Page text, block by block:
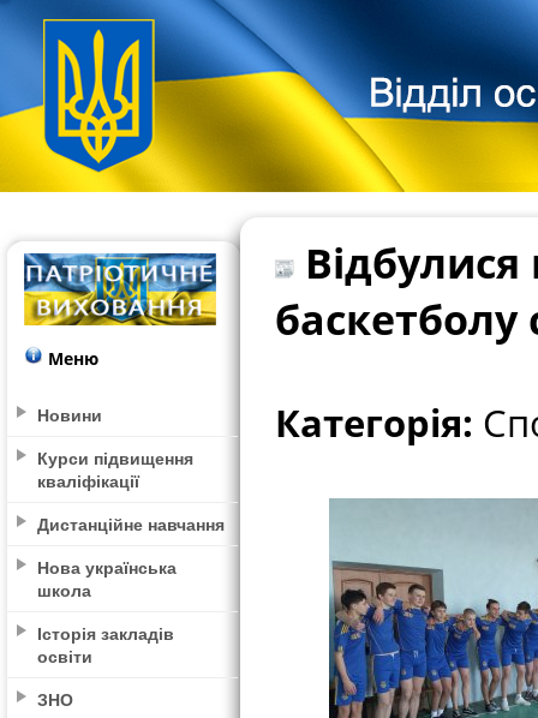
Меню
Новини
Курси підвищення
кваліфікації
Дистанційне навчання
Нова українська
школа
Історія закладів
освіти
ЗНО
баскетболу
Категорія: